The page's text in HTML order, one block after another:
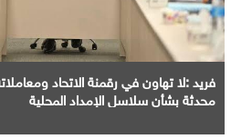
فريد :لا تهاون في رقمنة الاتحاد
محدثة بشأن سلاسل الإمداد المحلية